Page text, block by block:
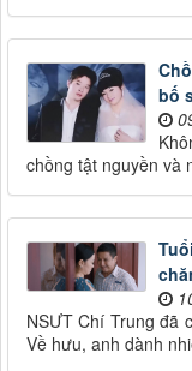
bố
chồng tật nguyền và
NSƯT Chí Trung đã
Về hưu, anh dành